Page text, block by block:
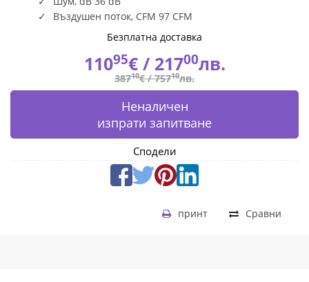
Въздушен поток, CFM 97 CFM
Безплатна доставка
11095€ / 21700лв.
38710€ /75710лв.
Неналичен
изпрати запитване
Сподели
Сравни
принт